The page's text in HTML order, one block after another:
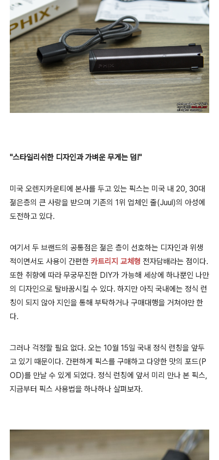
"스타일리쉬한 디자인과 가벼운 무게는 덤!"
미국 오렌지카운티에 본사를 두고 있는 픽스는 미국 내 20, 30대
젊은층의 큰 사랑을 받으며 기존의 1위 업체인 줄(Juul)의 아성에
도전하고 있다.
여기서 두 브랜드의 공통점은 젊은 층이 선호하는 디자인과 위생
적이면서도 사용이 간편한 카트리지 교체형 전자담배라는 점이다.
또한 취향에 따라 무궁무진한 DIY가 가능해 세상에 하나뿐인 나만
의 디자인으로 탈바꿈시킬 수 있다. 하지만 아직 국내에는 정식 런
칭이 되지 않아 지인을 통해 부탁하거나 구매대행을 거쳐야만 한
다.
그러나 걱정할 필요 없다. 오는 10월 15일 국내 정식 런칭을 앞두
고 있기 때문이다. 간편하게 픽스를 구매하고 다양한 맛의 포드(P
OD)를 만날 수 있게 되었다. 정식 런칭에 앞서 미리 만나 본 픽스,
지금부터 픽스 사용법을 하나하나 살펴보자.